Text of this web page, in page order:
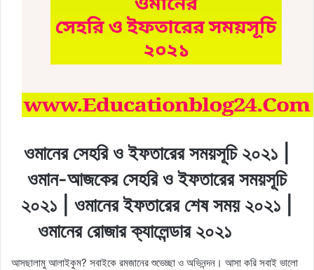
ওমানের সেহরি ও ইফতারের সময়সূচি ২০২১ |
ওমান-আজকের সেহরি ও ইফতারের সময়সূচি
২০২১ | ওমানের ইফতারের শেষ সময় ২০২১ |
ওমানের রোজার ক্যালেন্ডার ২০২১
আসছালামু আলাইকুম? সবাইকে রমজানের শুভেচ্ছা ও অভিনন্দন। আসা করি সবাই ভালো